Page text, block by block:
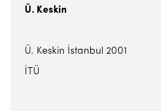
Ü. Keskin
Ü. Keskin İstanbul 2001
İTÜ